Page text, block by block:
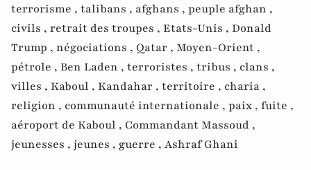
terrorisme , talibans , afghans , peuple afghan ,
civils , retrait des troupes , Etats-Unis , Donald
Trump , négociations , Qatar , Moyen-Orient ,
pétrole , Ben Laden , terroristes , tribus , clans ,
villes , Kaboul , Kandahar , territoire , charia ,
religion , communauté internationale , paix , fuite ,
aéroport de Kaboul , Commandant Massoud ,
jeunesses , jeunes , guerre , Ashraf Ghani